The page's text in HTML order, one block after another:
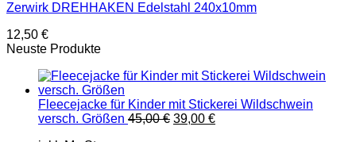
Zerwirk DREHHAKEN Edelstahl 240x10mm
12,50 €
Neuste Produkte
Fleecejacke für Kinder mit Stickerei Wildschwein
versch. Größen 45,00€ Ursprünglicher
39,00 €Aktueller